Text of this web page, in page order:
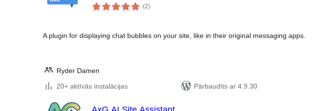
(2vērtējumu
kopsumma
)
A plugin for displaying chat bubbles on your site, like in their original messaging apps.
Ryder Damen
20+ aktīvās instalācijas
Pārbaudīts ar 4.9.30